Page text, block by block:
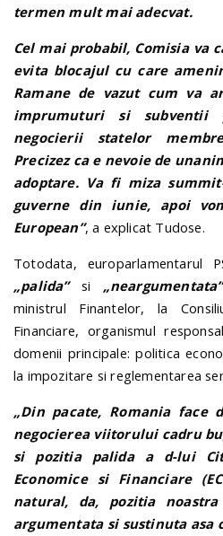
termen mult mai adecvat.
Cel mai probabil, Comisia va
evita blocajul cu care
Ramane de vazut cum va
imprumuturi si subventii
negocierii statelor
Precizez ca e nevoie de
adoptare. Va fi miza
guverne din iunie, apoi
European”, a explicat Tudose.
Totodata, europarlamentarul
„palida”si „neargumentata”
ministrul Finantelor, la
Financiare, organismul
domenii principale: politica
la impozitare si reglementarea
„Din pacate, Romania face
negocierea viitorului cadru
si pozitia palida a d-lui
Economice si Financiare
natural, da, pozitia
argumentata si sustinuta